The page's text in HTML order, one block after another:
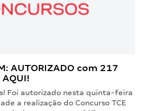
AUTORIZADO com 217
Foi autorizado nesta quinta-feira
a realização do Concurso TCE